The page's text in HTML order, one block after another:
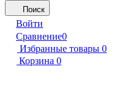
Поиск
Войти
Сравнение0
Избранные товары 0
Корзина 0